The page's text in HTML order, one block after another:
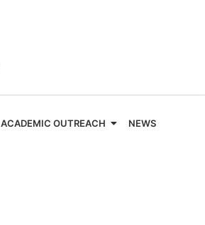
ACADEMIC OUTREACH NEWS